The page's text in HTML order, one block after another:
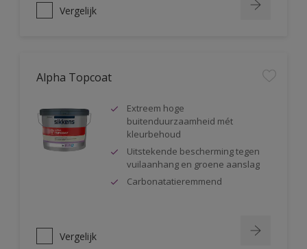
Vergelijk
Alpha Topcoat
Extreem hoge
buitenduurzaamheid mét
kleurbehoud
Uitstekende bescherming tegen
vuilaanhang en groene aanslag
Carbonatatieremmend
Vergelijk